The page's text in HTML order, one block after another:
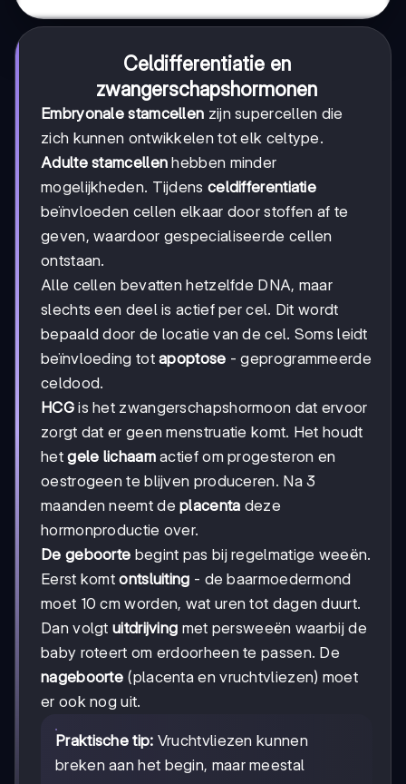
Celdifferentiatie en
zwangerschapshormonen
Embryonale stamcellen zijn supercellen die
zich kunnen ontwikkelen tot elk celtype.
Adulte stamcellen hebben minder
mogelijkheden. Tijdens celdifferentiatie
beïnvloeden cellen elkaar door stoffen af te
geven, waardoor gespecialiseerde cellen
ontstaan.
Alle cellen bevatten hetzelfde DNA, maar
slechts een deel is actief per cel. Dit wordt
bepaald door de locatie van de cel. Soms leidt
beïnvloeding totapoptose - geprogrammeerde
celdood.
HCGis het zwangerschapshormoon dat ervoor
zorgt dat er geen menstruatie komt. Het houdt
hetgele lichaamactief om progesteron en
oestrogeen te blijven produceren. Na 3
maanden neemt deplacenta deze
hormonproductie over.
De geboorte begint pas bij regelmatige weeën.
Eerst komtontsluiting - de baarmoedermond
moet 10 cm worden, wat uren tot dagen duurt.
Dan volgtuitdrijving met persweeën waarbij de
baby roteert om erdoorheen te passen. De
nageboorte (placenta en vruchtvliezen) moet
er ook nog uit.
Praktische tip: Vruchtvliezen kunnen
breken aan het begin, maar meestal